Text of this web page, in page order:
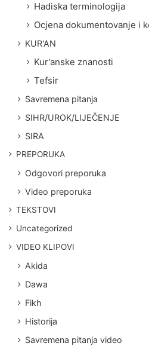
Hadiska terminologija
Ocjena dokumentovanje i
KUR'AN
Kur'anske znanosti
Tefsir
Savremena pitanja
SIHR/UROK/LIJEČENJE
SIRA
PREPORUKA
Odgovori preporuka
Video preporuka
TEKSTOVI
Uncategorized
VIDEO KLIPOVI
Akida
Dawa
Fikh
Historija
Savremena pitanja video